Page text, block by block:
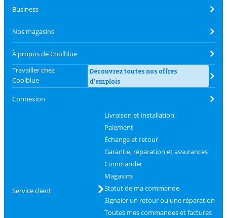
Business
Nos magasins
À propos de Coolblue
Travailler chez
Coolblue
Découvrez toutes nos offres
d'emplois
Connexion
Service client
Livraison et installation
Paiement
Échange et retour
Garantie, réparation et assurances
Commander
Magasins
Statut de ma commande
Signaler un retour ou une réparation
Toutes mes commandes et factures